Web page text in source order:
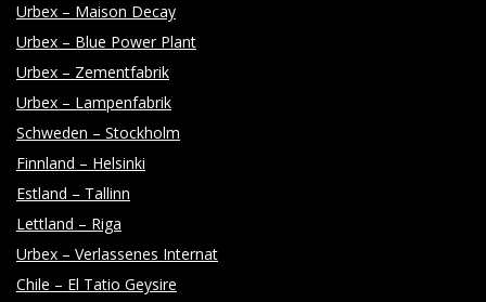
Urbex – Maison Decay
Urbex – Blue Power Plant
Urbex – Zementfabrik
Urbex – Lampenfabrik
Schweden – Stockholm
Finnland – Helsinki
Estland – Tallinn
Lettland – Riga
Urbex – Verlassenes Internat
Chile – El Tatio Geysire